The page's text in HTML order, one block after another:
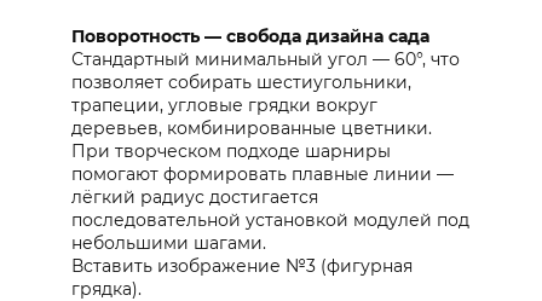
Поворотность — свобода дизайна сада
Стандартный минимальный угол — 60°, что
позволяет собирать шестиугольники,
трапеции, угловые грядки вокруг
деревьев, комбинированные цветники.
При творческом подходе шарниры
помогают формировать плавные линии —
лёгкий радиус достигается
последовательной установкой модулей под
небольшими шагами.
Вставить изображение №3 (фигурная
грядка).